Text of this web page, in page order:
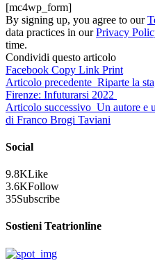
[mc4wp_form]
By signing up, you agree to our
data practices in ourPrivacy
time.
Condividi questo articolo
Facebook Copy Link Print
Articolo precedente Riparte la
Firenze: Infuturarsi 2022
Articolo successivo Un autore e
di Franco Brogi Taviani
Social
9.8KLike
3.6KFollow
35Subscribe
Sostieni Teatrionline